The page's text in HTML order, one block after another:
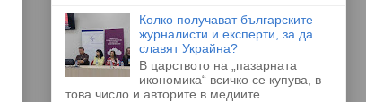
Колко получават българските
журналисти и експерти, за да
славят Украйна?
В царството на „пазарната
икономика“ всичко се купува, в
това число и авторите в медиите